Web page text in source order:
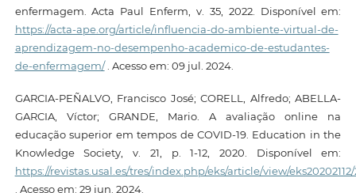
enfermagem. Acta Paul Enferm, v. 35, 2022. Disponível em:
https://acta-ape.org/article/influencia-do-ambiente-virtual-de-
aprendizagem-no-desempenho-academico-de-estudantes-
de-enfermagem/. Acesso em: 09 jul. 2024.
GARCIA-PEÑALVO, Francisco José; CORELL, Alfredo; ABELLA-
GARCIA, Víctor; GRANDE, Mario. A avaliação online na
educação superior em tempos de COVID-19. Education in the
Knowledge Society, v. 21, p. 1-12, 2020. Disponível em:
https://revistas.usal.es/tres/index.php/eks/article/view/eks20202112/
. Acesso em: 29 jun. 2024.